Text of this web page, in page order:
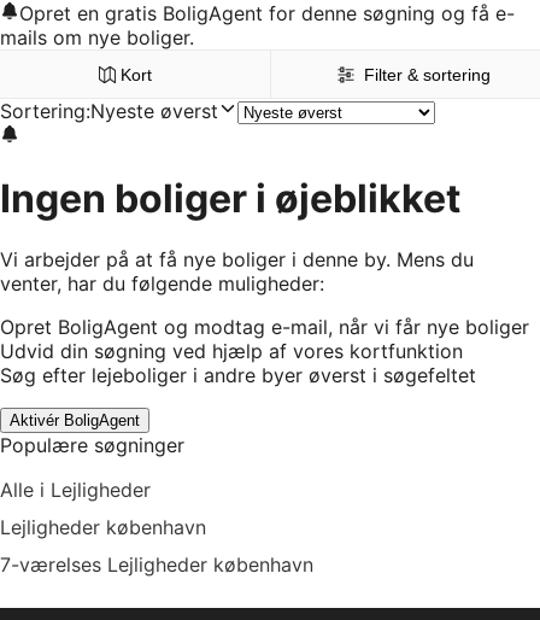
Opret en gratis BoligAgent for denne søgning og få e-
mails om nye boliger.
Kort Filter & sortering
Sortering:Nyeste øverst
Ingen boliger i øjeblikket
Vi arbejder på at få nye boliger i denne by. Mens du
venter, har du følgende muligheder:
Opret BoligAgent og modtag e-mail, når vi får nye boliger
Udvid din søgning ved hjælp af vores kortfunktion
Søg efter lejeboliger i andre byer øverst i søgefeltet
Aktivér BoligAgent
Populære søgninger
Alle i Lejligheder
Lejligheder københavn
7-værelses Lejligheder københavn